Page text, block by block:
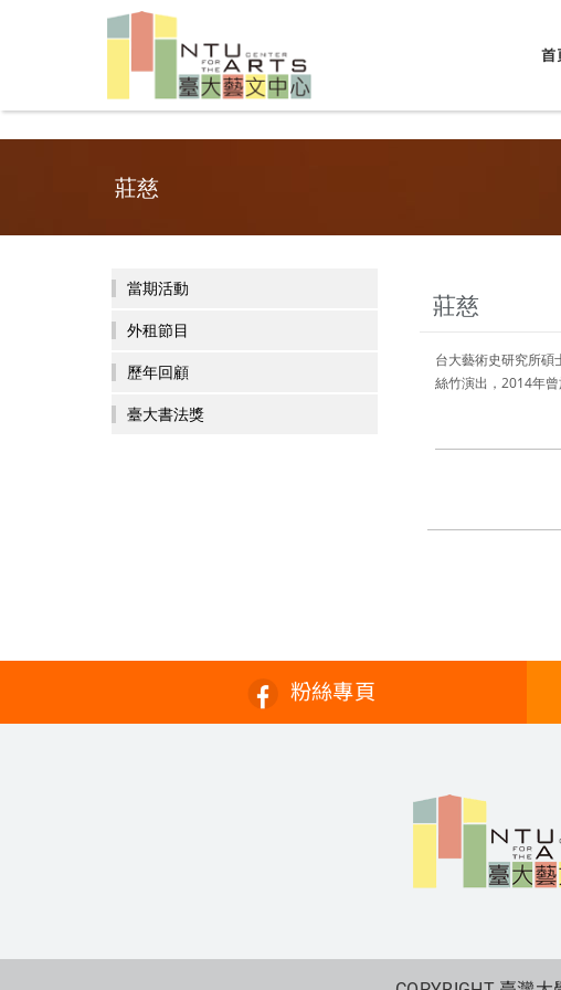
首
莊慈
當期活動
外租節目
歷年回顧
臺大書法獎
莊慈
台大藝術史研究所碩
絲竹演出，2014年曾
粉絲專頁